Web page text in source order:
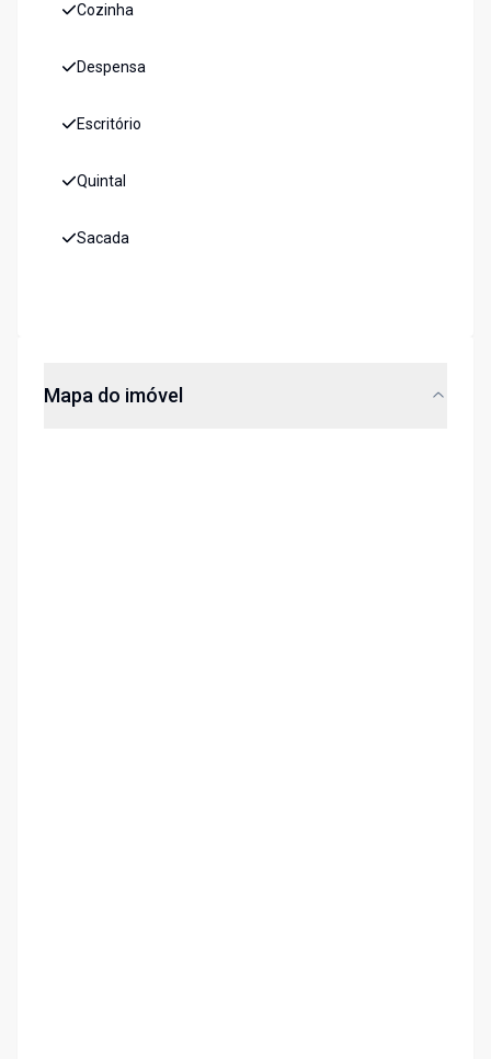
Cozinha
Despensa
Escritório
Quintal
Sacada
Mapa do imóvel